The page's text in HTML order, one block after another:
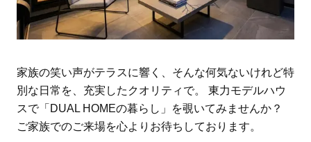
家族の笑い声がテラスに響く、そんな何気ないけれど特
別な日常を、充実したクオリティで。 東力モデルハウ
スで「DUAL HOMEの暮らし」を覗いてみませんか？
ご家族でのご来場を心よりお待ちしております。